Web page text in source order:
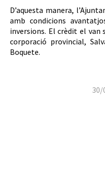
D’aquesta manera,
amb condicions
inversions. El crèdit el
corporació provincial,
Boquete.
30/